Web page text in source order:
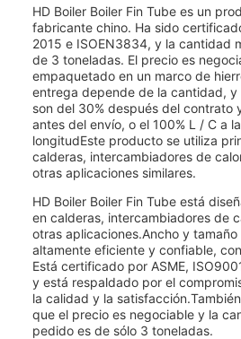
HD Boiler Boiler Fin Tube es un
fabricante chino. Ha sido
2015 e ISOEN3834, y la cantidad
de 3 toneladas. El precio es
empaquetado en un marco de
entrega depende de la cantidad,
son del 30% después del contrato
antes del envío, o el 100% L / C a
longitudEste producto se utiliza
calderas, intercambiadores de
otras aplicaciones similares.
HD Boiler Boiler Fin Tube está
en calderas, intercambiadores de
otras aplicaciones.Ancho y tamaño
altamente eficiente y confiable,
Está certificado por ASME,
y está respaldado por el
la calidad y la
que el precio es negociable y la
pedido es de sólo 3 toneladas.